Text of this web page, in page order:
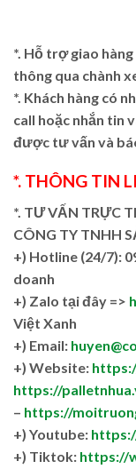
*. Hỗ trợ giao
thông qua chành
*. Khách hàng có
call hoặc nhắn tin
được tư vấn và
*. THÔNG TIN
*. TƯ VẤN TRỰC
CÔNG TY TNHH
+) Hotline (24/7):
doanh
+) Zalo tại đây =>
Việt Xanh
+) Email:
+) Website:
https://
– https://
+) Youtube:
+) Tiktok: https://